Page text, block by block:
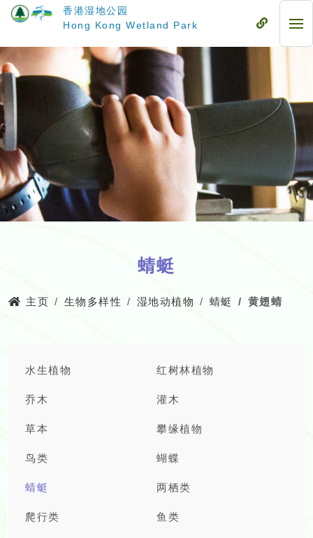
要
内
容
香港湿地公园
Hong Kong Wetland Park
流
流
动
蜻蜓
主页 生物多样性 湿地动植物 蜻蜓 黄翅蜻
水生植物 红树林植物
乔木 灌木
草本 攀缘植物
鸟类 蝴蝶
蜻蜓 两栖类
爬行类 鱼类